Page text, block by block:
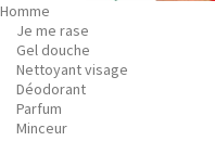
Homme
Je me rase
Gel douche
Nettoyant visage
Déodorant
Parfum
Minceur